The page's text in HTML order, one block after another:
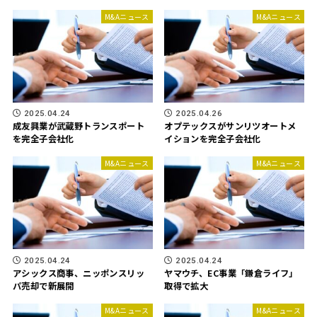
M&Aニュース
2025.04.24
成友興業が武蔵野トランスポート
を完全子会社化
M&Aニュース
2025.04.26
オプテックスがサンリツオートメ
イションを完全子会社化
M&Aニュース
2025.04.24
アシックス商事、ニッポンスリッ
パ売却で新展開
M&Aニュース
2025.04.24
ヤマウチ、EC事業「鎌倉ライフ」
取得で拡大
M&Aニュース M&Aニュース